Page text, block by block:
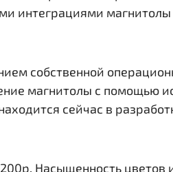
интеграциями
собственной
магнитолы с помощью
сейчас в
Насыщенность цветов